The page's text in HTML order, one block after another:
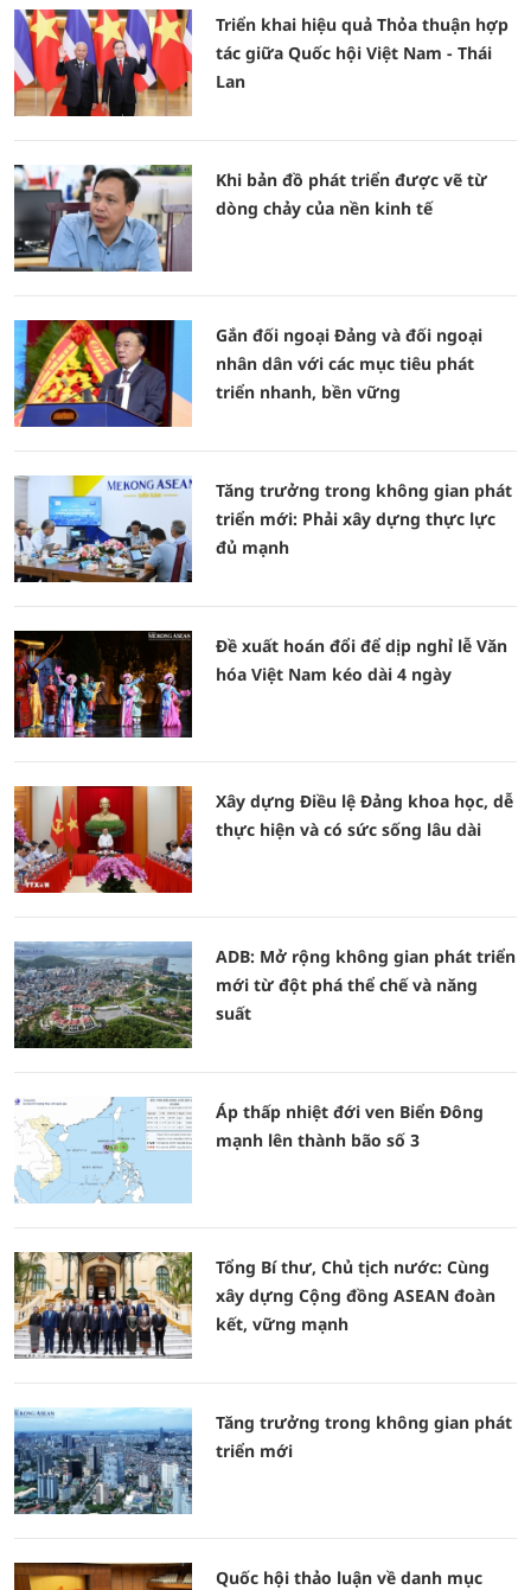
Triển khai hiệu quả Thỏa thuận hợp
tác giữa Quốc hội Việt Nam - Thái
Lan
Khi bản đồ phát triển được vẽ từ
dòng chảy của nền kinh tế
Gắn đối ngoại Đảng và đối ngoại
nhân dân với các mục tiêu phát
triển nhanh, bền vững
Tăng trưởng trong không gian phát
triển mới: Phải xây dựng thực lực
đủ mạnh
Đề xuất hoán đổi để dịp nghỉ lễ Văn
hóa Việt Nam kéo dài 4 ngày
Xây dựng Điều lệ Đảng khoa học, dễ
thực hiện và có sức sống lâu dài
ADB: Mở rộng không gian phát triển
mới từ đột phá thể chế và năng
suất
Áp thấp nhiệt đới ven Biển Đông
mạnh lên thành bão số 3
Tổng Bí thư, Chủ tịch nước: Cùng
xây dựng Cộng đồng ASEAN đoàn
kết, vững mạnh
Tăng trưởng trong không gian phát
triển mới
Quốc hội thảo luận về danh mục